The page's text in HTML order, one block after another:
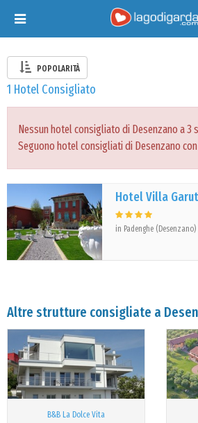
Toggle
navigation
POPOLARITÀ
1 Hotel Consigliato
Nessun hotel consigliato di Desenzano a 3
Seguono hotel consigliati di Desenzano
Hotel Villa
in Padenghe (Desenzano)
Altre strutture consigliate a
B&B La Dolce Vita